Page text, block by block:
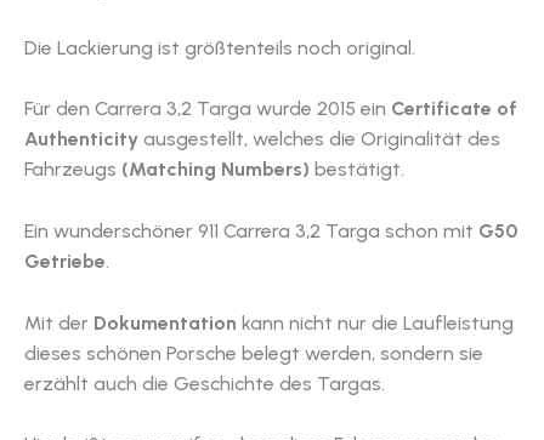
Die Lackierung ist größtenteils noch original.
Für den Carrera 3,2 Targa wurde 2015 ein Certificate of
Authenticity ausgestellt, welches die Originalität des
Fahrzeugs (Matching Numbers) bestätigt.
Ein wunderschöner 911 Carrera 3,2 Targa schon mit G50
Getriebe.
Mit der Dokumentation kann nicht nur die Laufleistung
dieses schönen Porsche belegt werden, sondern sie
erzählt auch die Geschichte des Targas.